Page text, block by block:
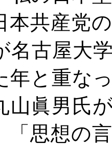
本共産党
名古屋大
年と重な
山眞男氏
「思想の